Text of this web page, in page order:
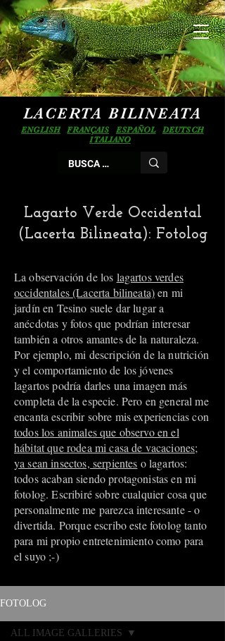
LACERTA BILINEATA
ENGLISH FRANÇAIS ESPAÑOL
DEUTSCH
ITALIANO
Lagarto Verde Occidental
(Lacerta Bilineata): Fotolog
La observación de los lagartos verdes
occidentales (Lacerta bilineata)en mi
jardín en Tesino suele dar lugar a
anécdotas y fotos que podrían interesar
también a otros amantes de la naturaleza.
Por ejemplo, mi descripción de la nutrición
y el comportamiento de los jóvenes
lagartos podría darles una imagen más
completa de la especie. Pero en general me
encanta escribir sobre mis experiencias con
todos los animales que observo en el
hábitat que rodea mi casa de vacaciones;
ya sean insectos, serpientes o lagartos:
todos acaban siendo protagonistas en mi
fotolog. Escribiré sobre cualquier cosa que
personalmente me parezca interesante - o
divertida. Porque escribo este fotolog tanto
para mi propio entretenimiento como para
el suyo ;-)
FOTOLOG
ALL IMAGE GALLERIES